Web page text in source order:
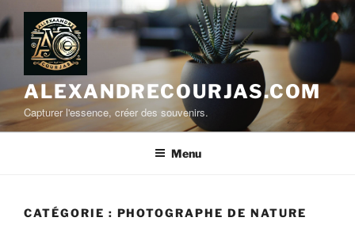
au
contenu
principal
ALEXANDRECOURJAS.COM
Capturer l'essence, créer des souvenirs.
Menu
CATÉGORIE : PHOTOGRAPHE DE NATURE